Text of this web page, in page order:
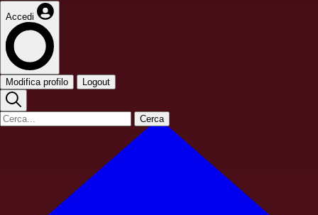
Accedi
Modifica profilo Logout
Cerca